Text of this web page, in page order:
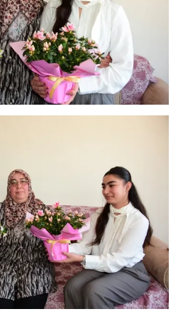
aşağıda yer alan panel
Çerezlere ilişkin detaylı bilgi
Çerez Bilgilendirme
Korunması Kanunu uyarınca
Metnimizi okumak ve sitemizde